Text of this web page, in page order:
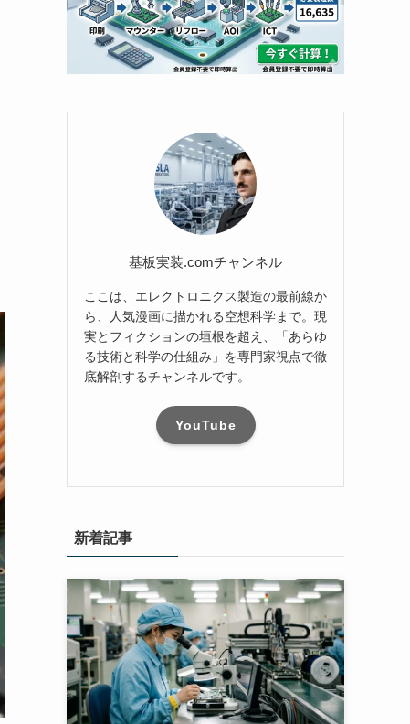
基板実装.comチャンネル
ここは、エレクトロニクス製造の最前線か
ら、人気漫画に描かれる空想科学まで。現
実とフィクションの垣根を超え、「あらゆ
る技術と科学の仕組み」を専門家視点で徹
底解剖するチャンネルです。
YouTube
新着記事